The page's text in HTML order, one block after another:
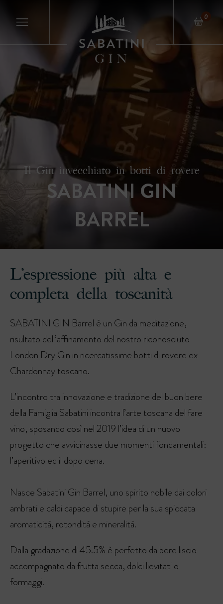
0
Il Gin invecchiato in botti di rovere
SABATINI GIN
BARREL
L’espressione più alta e
completa della toscanità
SABATINI GIN Barrel è un Gin da meditazione,
risultato dell’affinamento del nostro riconosciuto
London Dry Gin in ricercatissime botti di rovere ex
Chardonnay toscano.
L’incontro tra innovazione e tradizione del buon bere
della Famiglia Sabatini incontra l’arte toscana del fare
vino, sposando così nel 2019 l’idea di un nuovo
progetto che avvicinasse due momenti fondamentali:
l’aperitivo ed il dopo cena.
Nasce Sabatini Gin Barrel, uno spirito nobile dai colori
ambrati e caldi capace di stupire per la sua spiccata
aromaticità, rotondità e mineralità.
Dalla gradazione di 45.5% è perfetto da bere liscio
accompagnato da frutta secca, dolci lievitati o
formaggi.